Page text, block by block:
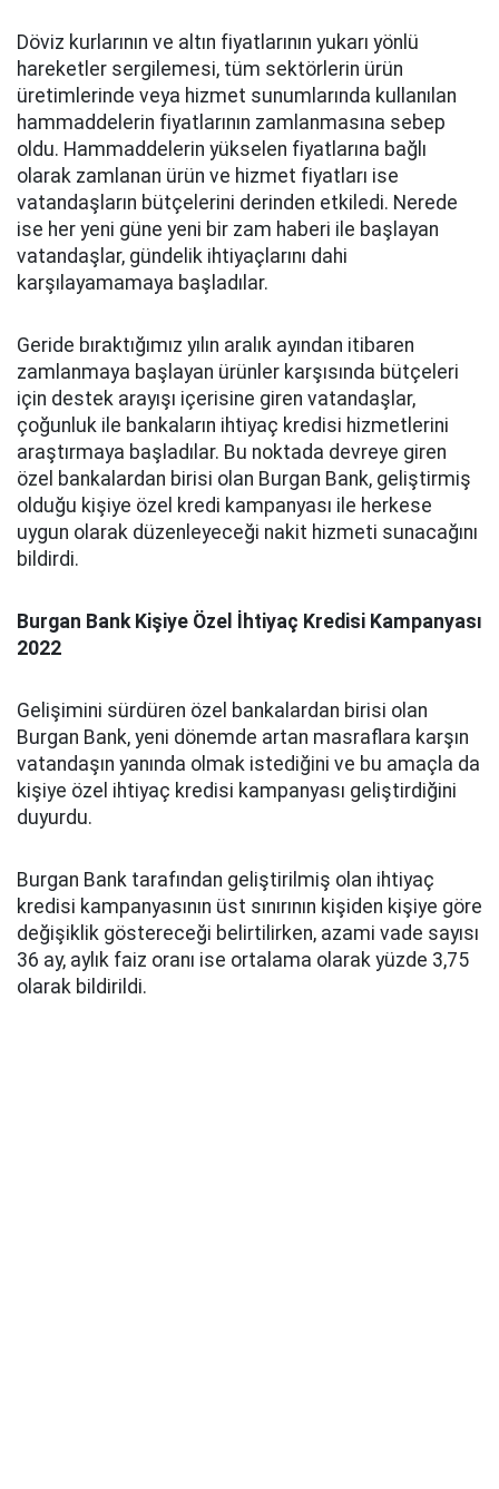
Döviz kurlarının ve altın fiyatlarının yukarı yönlü
hareketler sergilemesi, tüm sektörlerin ürün
üretimlerinde veya hizmet sunumlarında kullanılan
hammaddelerin fiyatlarının zamlanmasına sebep
oldu. Hammaddelerin yükselen fiyatlarına bağlı
olarak zamlanan ürün ve hizmet fiyatları ise
vatandaşların bütçelerini derinden etkiledi. Nerede
ise her yeni güne yeni bir zam haberi ile başlayan
vatandaşlar, gündelik ihtiyaçlarını dahi
karşılayamamaya başladılar.
Geride bıraktığımız yılın aralık ayından itibaren
zamlanmaya başlayan ürünler karşısında bütçeleri
için destek arayışı içerisine giren vatandaşlar,
çoğunluk ile bankaların ihtiyaç kredisi hizmetlerini
araştırmaya başladılar. Bu noktada devreye giren
özel bankalardan birisi olan Burgan Bank, geliştirmiş
olduğu kişiye özel kredi kampanyası ile herkese
uygun olarak düzenleyeceği nakit hizmeti sunacağını
bildirdi.
Burgan Bank Kişiye Özel İhtiyaç Kredisi Kampanyası
2022
Gelişimini sürdüren özel bankalardan birisi olan
Burgan Bank, yeni dönemde artan masraflara karşın
vatandaşın yanında olmak istediğini ve bu amaçla da
kişiye özel ihtiyaç kredisi kampanyası geliştirdiğini
duyurdu.
Burgan Bank tarafından geliştirilmiş olan ihtiyaç
kredisi kampanyasının üst sınırının kişiden kişiye göre
değişiklik göstereceği belirtilirken, azami vade sayısı
36 ay, aylık faiz oranı ise ortalama olarak yüzde 3,75
olarak bildirildi.